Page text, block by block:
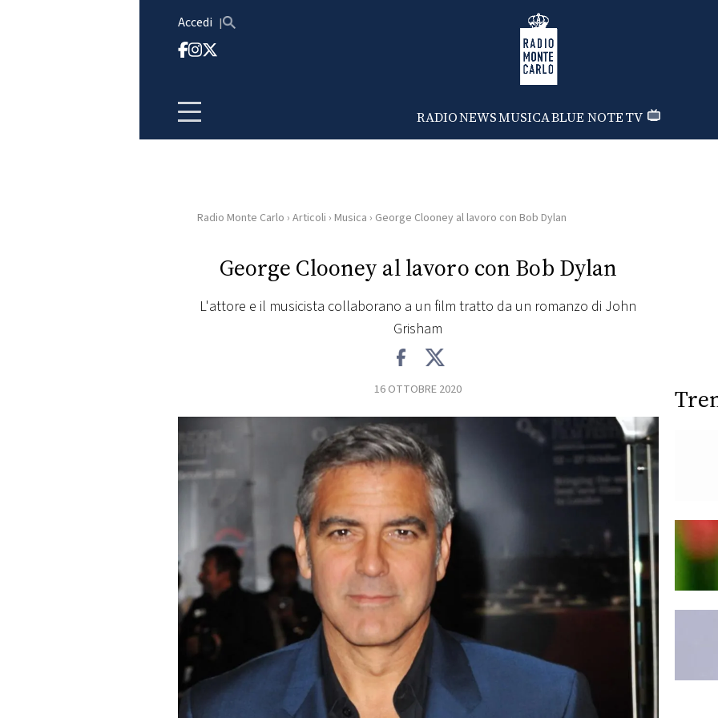
Accedi Radio Monte Carlo
RADIONEWSMUSICABLUE NOTETV
HOME
NEWS
FOTO
CONCORSI
EVENTI
VIDEO
PRINCIPATO
Radio Monte Carlo › Articoli › Musica › George Clooney al lavoro con Bob Dylan
George Clooney al lavoro con Bob Dylan
L'attore e il musicista collaborano a un film tratto da un romanzo di John
Grisham
16 OTTOBRE 2020